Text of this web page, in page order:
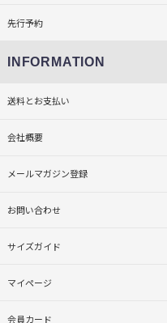
先行予約
INFORMATION
送料とお支払い
会社概要
メールマガジン登録
お問い合わせ
サイズガイド
マイページ
会員カード